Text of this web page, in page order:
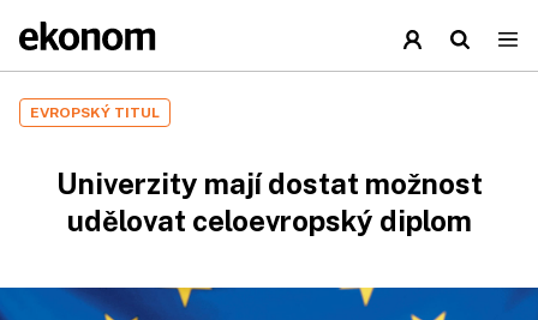
EVROPSKÝ TITUL
Univerzity mají dostat možnost
udělovat celoevropský diplom